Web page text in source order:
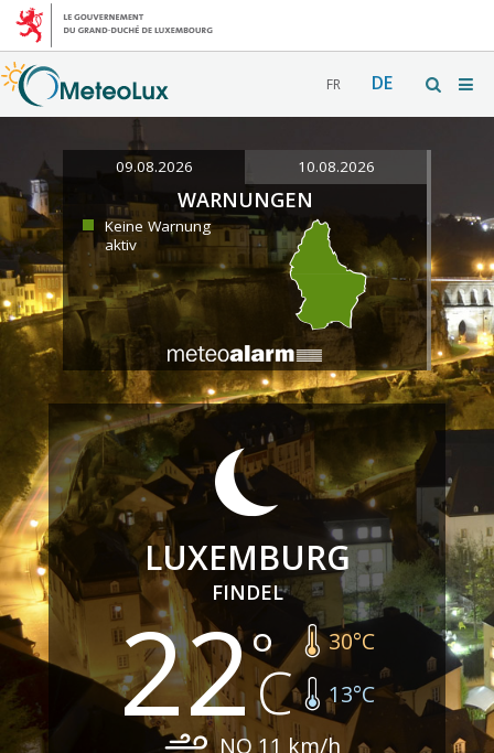
FR DE
09.08.2026 10.08.2026
WARNUNGEN
Keine Warnung
aktiv
LUXEMBURG
FINDEL
22 30°C
13°C
NO 11 km/h